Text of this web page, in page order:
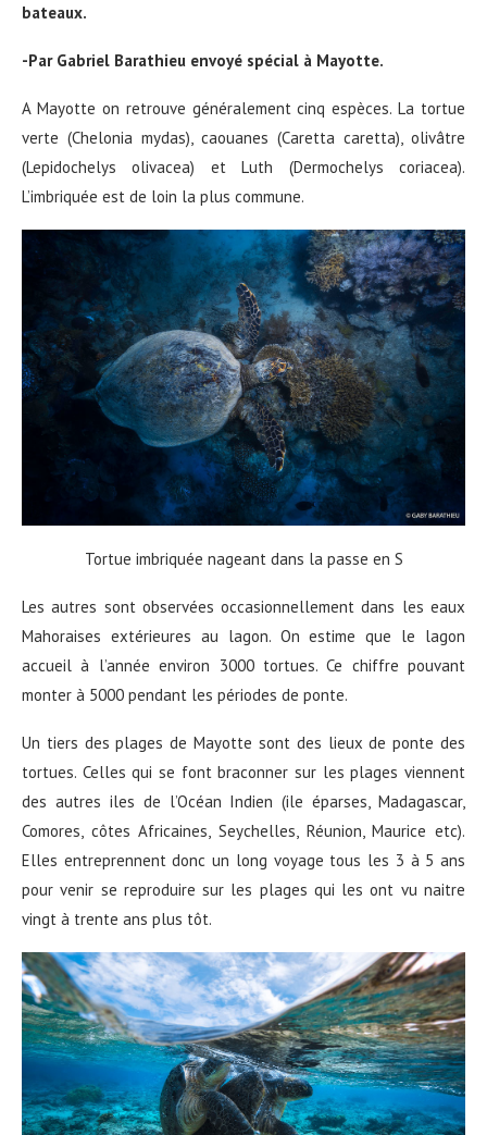
bateaux.
-Par Gabriel Barathieu envoyé spécial à Mayotte.
A Mayotte on retrouve généralement cinq espèces. La tortue
verte (Chelonia mydas), caouanes (Caretta caretta), olivâtre
(Lepidochelys olivacea) et Luth (Dermochelys coriacea).
L’imbriquée est de loin la plus commune.
Tortue imbriquée nageant dans la passe en S
Les autres sont observées occasionnellement dans les eaux
Mahoraises extérieures au lagon. On estime que le lagon
accueil à l’année environ 3000 tortues. Ce chiffre pouvant
monter à 5000 pendant les périodes de ponte.
Un tiers des plages de Mayotte sont des lieux de ponte des
tortues. Celles qui se font braconner sur les plages viennent
des autres iles de l’Océan Indien (ile éparses, Madagascar,
Comores, côtes Africaines, Seychelles, Réunion, Maurice etc).
Elles entreprennent donc un long voyage tous les 3 à 5 ans
pour venir se reproduire sur les plages qui les ont vu naitre
vingt à trente ans plus tôt.